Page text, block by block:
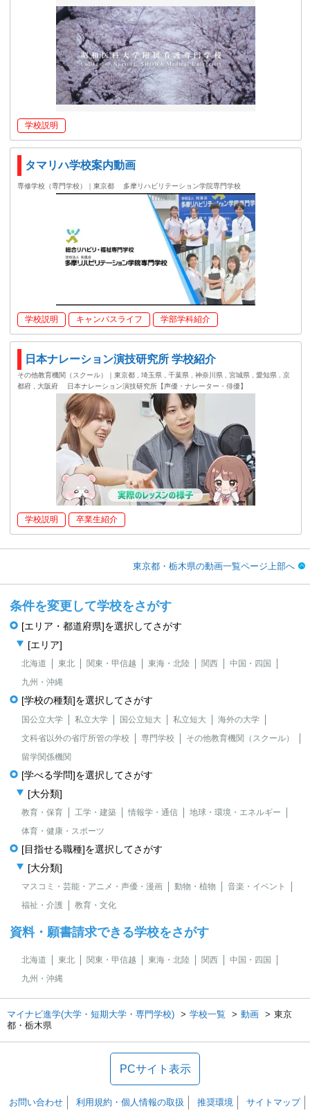
学校説明
タマリハ学校案内動画
専修学校（専門学校）｜東京都 多摩リハビリテーション学院専門学校
学校説明 キャンパスライフ 学部学科紹介
日本ナレーション演技研究所 学校紹介
その他教育機関（スクール）｜東京都 , 埼玉県 , 千葉県 , 神奈川県 , 宮城県 , 愛知県 , 京
都府 , 大阪府
日本ナレーション演技研究所【声優・ナレーター・俳優】
学校説明 卒業生紹介
東京都・栃木県の動画一覧ページ上部へ
条件を変更して学校をさがす
[エリア・都道府県]を選択してさがす
[エリア]
北海道 東北 関東・甲信越 東海・北陸 関西
中国・四国
九州・沖縄
[学校の種類]を選択してさがす
国公立大学 私立大学 国公立短大 私立短大
海外の大学
文科省以外の省庁所管の学校
専門学校
その他教育機関（スクール）
留学関係機関
[学べる学問]を選択してさがす
[大分類]
教育・保育 工学・建築 情報学・通信
地球・環境・エネルギー
体育・健康・スポーツ
[目指せる職種]を選択してさがす
[大分類]
マスコミ・芸能・アニメ・声優・漫画 動物・植物
音楽・イベント
福祉・介護
教育・文化
資料・願書請求できる学校をさがす
北海道 東北 関東・甲信越 東海・北陸 関西
中国・四国
九州・沖縄
マイナビ進学(大学・短期大学・専門学校) 学校一覧 動画
東京
都・栃木県
PCサイト表示
お問い合わせ 利用規約・個人情報の取扱 推奨環境 サイトマップ